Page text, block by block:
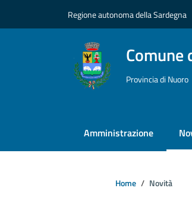
Regione autonoma della Sardegna
Comune
Provincia di Nuoro
Amministrazione
Home Novità